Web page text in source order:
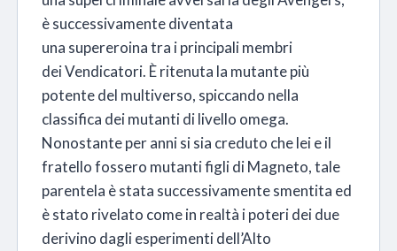
è successivamente diventata
una supereroina tra i principali membri
dei Vendicatori. È ritenuta la mutante più
potente del multiverso, spiccando nella
classifica dei mutanti di livello omega.
Nonostante per anni si sia creduto che lei e il
fratello fossero mutanti figli di Magneto, tale
parentela è stata successivamente smentita ed
è stato rivelato come in realtà i poteri dei due
derivino dagli esperimenti dell’Alto